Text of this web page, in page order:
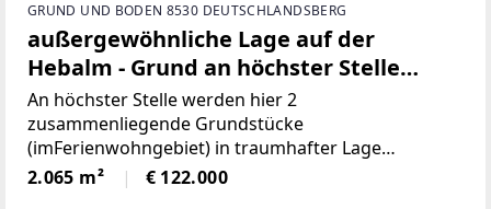
GRUND UND BODEN 8530 DEUTSCHLANDSBERG
außergewöhnliche Lage auf der
Hebalm - Grund an höchster Stelle
(Provisionsfrei)
An höchster Stelle werden hier 2
zusammenliegende Grundstücke
(imFerienwohngebiet) in traumhafter Lage
angeboten! Die beiden Grundstücke haben
inSumme 2.065m² (€59/ m²), sind süd-westlich
2.065 m² € 122.000